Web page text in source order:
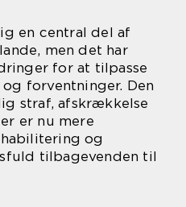
en central del af
men det har
for at tilpasse
forventninger. Den
straf, afskrækkelse
er nu mere
og
tilbagevenden til